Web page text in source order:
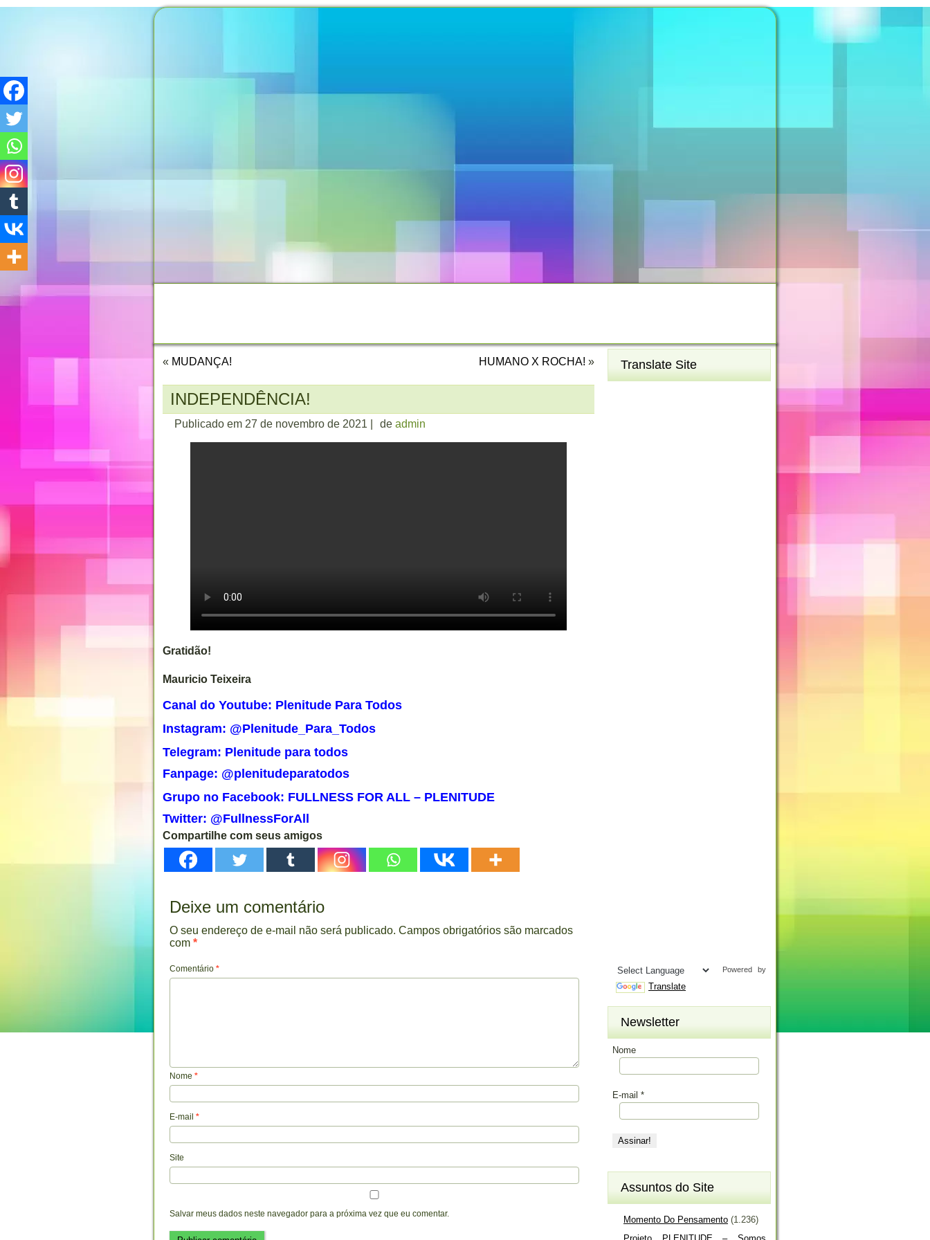
« MUDANÇA! HUMANO X ROCHA! »
INDEPENDÊNCIA!
Publicado em 27 de novembro de 2021 de admin
Gratidão!
Mauricio Teixeira
Canal do Youtube: Plenitude Para Todos
Instagram: @Plenitude_Para_Todos
Telegram: Plenitude para todos
Fanpage: @plenitudeparatodos
Grupo no Facebook: FULLNESS FOR ALL – PLENITUDE
Twitter: @FullnessForAll
Compartilhe com seus amigos
Deixe um comentário
O seu endereço de e-mail não será publicado. Campos obrigatórios são marcados
com *
Comentário *
Nome *
E-mail *
Site
Salvar meus dados neste navegador para a próxima vez que eu comentar.
Translate Site
Powered by
Translate
Newsletter
Nome
E-mail *
Assuntos do Site
Momento Do Pensamento (1.236)